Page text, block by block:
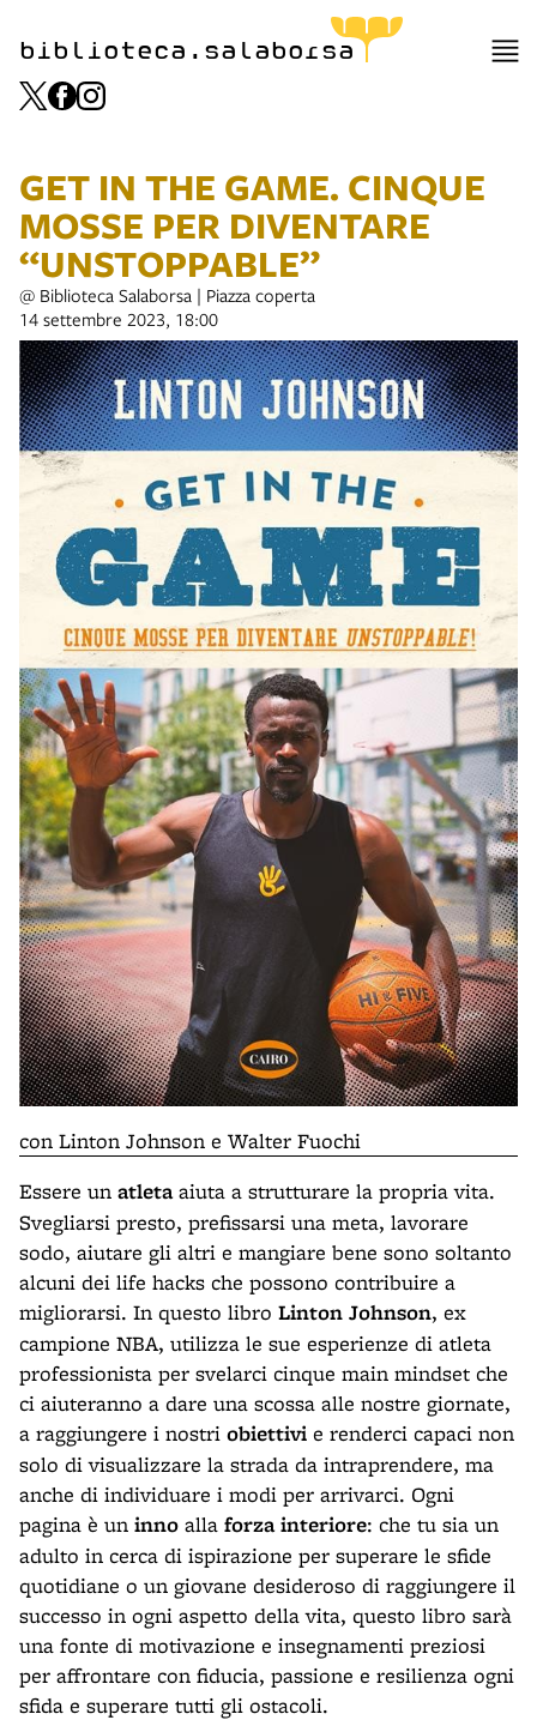
biblioteca.salaborsa
GET IN THE GAME. CINQUE
MOSSE PER DIVENTARE
“UNSTOPPABLE”
@ Biblioteca Salaborsa | Piazza coperta
14 settembre 2023, 18:00
con Linton Johnson e Walter Fuochi
Essere un atletaaiuta a strutturare la propria vita.
Svegliarsi presto, prefissarsi una meta, lavorare
sodo, aiutare gli altri e mangiare bene sono soltanto
alcuni dei life hacks che possono contribuire a
migliorarsi. In questo libro Linton Johnson, ex
campione NBA, utilizza le sue esperienze di atleta
professionista per svelarci cinque main mindset che
ci aiuteranno a dare una scossa alle nostre giornate,
a raggiungere i nostri obiettivi e renderci capaci non
solo di visualizzare la strada da intraprendere, ma
anche di individuare i modi per arrivarci. Ogni
pagina è un inno alla forza interiore: che tu sia un
adulto in cerca di ispirazione per superare le sfide
quotidiane o un giovane desideroso di raggiungere il
successo in ogni aspetto della vita, questo libro sarà
una fonte di motivazione e insegnamenti preziosi
per affrontare con fiducia, passione e resilienza ogni
sfida e superare tutti gli ostacoli.